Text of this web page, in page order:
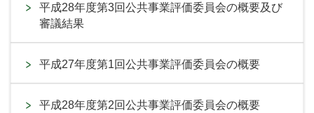
平成28年度第3回公共事業評価委員会の概要及び
審議結果
平成27年度第1回公共事業評価委員会の概要
平成28年度第2回公共事業評価委員会の概要